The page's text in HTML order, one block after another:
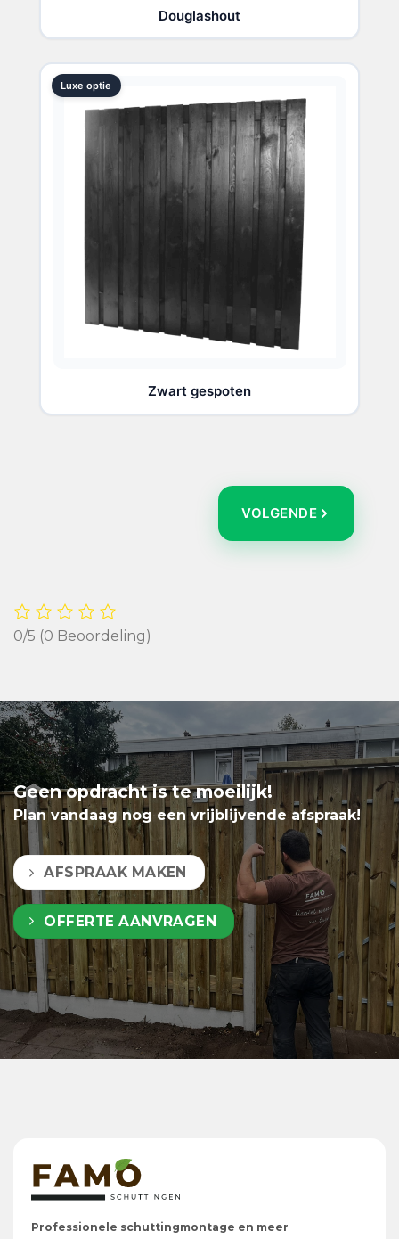
Douglashout
Luxe optie
Zwart gespoten
VOLGENDE
0/5 (0 Beoordeling)
Geen opdracht is te moeilijk!
Plan vandaag nog een vrijblijvende afspraak!
AFSPRAAK MAKEN
OFFERTE AANVRAGEN
Professionele schuttingmontage en meer